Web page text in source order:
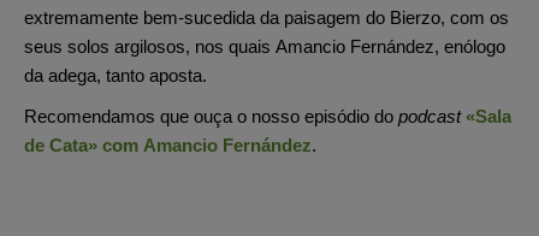
extremamente bem-sucedida da paisagem do Bierzo, com os
seus solos argilosos, nos quais Amancio Fernández, enólogo
da adega, tanto aposta.
Recomendamos que ouça o nosso episódio do podcast«Sala
de Cata» com Amancio Fernández.